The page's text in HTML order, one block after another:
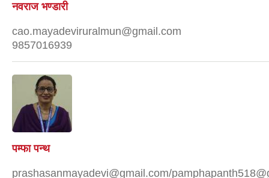
नवराज भण्डारी
cao.mayadeviruralmun@gmail.com
9857016939
पम्फा पन्थ
prashasanmayadevi@gmail.com/